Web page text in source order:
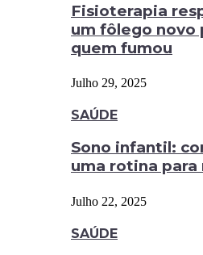
Fisioterapia
um fôlego novo
quem fumou
Julho 29, 2025
SAÚDE
Sono infantil:
uma rotina para
Julho 22, 2025
SAÚDE